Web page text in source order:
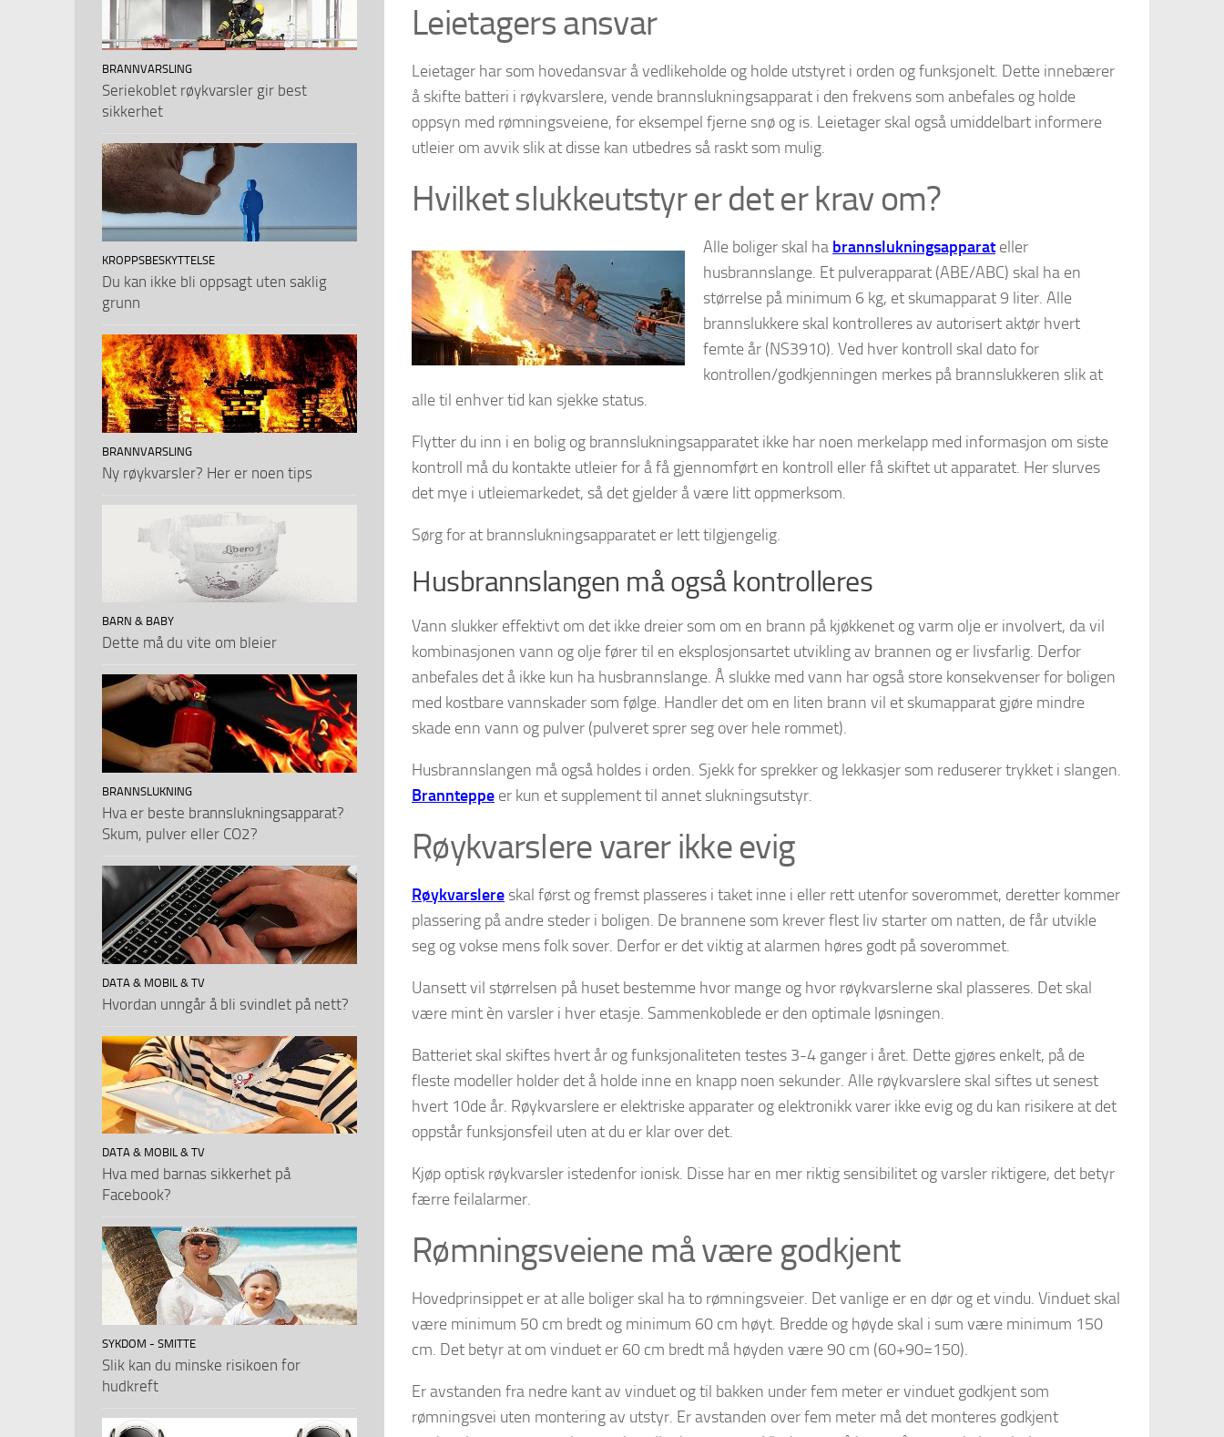
Leietagers ansvar
Leietager har som hovedansvar å vedlikeholde og holde utstyret i orden og funksjonelt. Dette innebærer
å skifte batteri i røykvarslere, vende brannslukningsapparat i den frekvens som anbefales og holde
oppsyn med rømningsveiene, for eksempel fjerne snø og is. Leietager skal også umiddelbart informere
utleier om avvik slik at disse kan utbedres så raskt som mulig.
Hvilket slukkeutstyr er det er krav om?
Alle boliger skal ha brannslukningsapparat eller
husbrannslange. Et pulverapparat (ABE/ABC) skal ha en
størrelse på minimum 6 kg, et skumapparat 9 liter. Alle
brannslukkere skal kontrolleres av autorisert aktør hvert
femte år (NS3910). Ved hver kontroll skal dato for
kontrollen/godkjenningen merkes på brannslukkeren slik at
alle til enhver tid kan sjekke status.
Flytter du inn i en bolig og brannslukningsapparatet ikke har noen merkelapp med informasjon om siste
kontroll må du kontakte utleier for å få gjennomført en kontroll eller få skiftet ut apparatet. Her slurves
det mye i utleiemarkedet, så det gjelder å være litt oppmerksom.
Sørg for at brannslukningsapparatet er lett tilgjengelig.
Husbrannslangen må også kontrolleres
Vann slukker effektivt om det ikke dreier som om en brann på kjøkkenet og varm olje er involvert, da vil
kombinasjonen vann og olje fører til en eksplosjonsartet utvikling av brannen og er livsfarlig. Derfor
anbefales det å ikke kun ha husbrannslange. Å slukke med vann har også store konsekvenser for boligen
med kostbare vannskader som følge. Handler det om en liten brann vil et skumapparat gjøre mindre
skade enn vann og pulver (pulveret sprer seg over hele rommet).
Husbrannslangen må også holdes i orden. Sjekk for sprekker og lekkasjer som reduserer trykket i slangen.
Brannteppe er kun et supplement til annet slukningsutstyr.
Røykvarslere varer ikke evig
Røykvarslere skal først og fremst plasseres i taket inne i eller rett utenfor soverommet, deretter kommer
plassering på andre steder i boligen. De brannene som krever flest liv starter om natten, de får utvikle
seg og vokse mens folk sover. Derfor er det viktig at alarmen høres godt på soverommet.
Uansett vil størrelsen på huset bestemme hvor mange og hvor røykvarslerne skal plasseres. Det skal
være mint èn varsler i hver etasje. Sammenkoblede er den optimale løsningen.
Batteriet skal skiftes hvert år og funksjonaliteten testes 3-4 ganger i året. Dette gjøres enkelt, på de
fleste modeller holder det å holde inne en knapp noen sekunder. Alle røykvarslere skal siftes ut senest
hvert 10de år. Røykvarslere er elektriske apparater og elektronikk varer ikke evig og du kan risikere at det
oppstår funksjonsfeil uten at du er klar over det.
Kjøp optisk røykvarsler istedenfor ionisk. Disse har en mer riktig sensibilitet og varsler riktigere, det betyr
færre feilalarmer.
Rømningsveiene må være godkjent
Hovedprinsippet er at alle boliger skal ha to rømningsveier. Det vanlige er en dør og et vindu. Vinduet skal
være minimum 50 cm bredt og minimum 60 cm høyt. Bredde og høyde skal i sum være minimum 150
cm. Det betyr at om vinduet er 60 cm bredt må høyden være 90 cm (60+90=150).
Er avstanden fra nedre kant av vinduet og til bakken under fem meter er vinduet godkjent som
rømningsvei uten montering av utstyr. Er avstanden over fem meter må det monteres godkjent
BRANNVARSLING
Seriekoblet røykvarsler gir best
sikkerhet
KROPPSBESKYTTELSE
Du kan ikke bli oppsagt uten saklig
grunn
BRANNVARSLING
Ny røykvarsler? Her er noen tips
BARN & BABY
Dette må du vite om bleier
BRANNSLUKNING
Hva er beste brannslukningsapparat?
Skum, pulver eller CO2?
DATA & MOBIL & TV
Hvordan unngår å bli svindlet på nett?
DATA & MOBIL & TV
Hva med barnas sikkerhet på
Facebook?
SYKDOM - SMITTE
Slik kan du minske risikoen for
hudkreft